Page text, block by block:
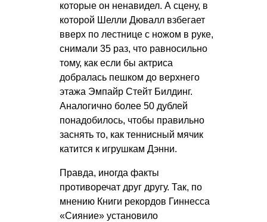
которые он ненавидел. А сцену, в
которой Шелли Дювалл взбегает
вверх по лестнице с ножом в руке,
снимали 35 раз, что равносильно
тому, как если бы актриса
добралась пешком до верхнего
этажа Эмпайр Стейт Билдинг.
Аналогично более 50 дублей
понадобилось, чтобы правильно
заснять то, как теннисный мячик
катится к игрушкам Дэнни.
Правда, иногда факты
противоречат друг другу. Так, по
мнению Книги рекордов Гиннесса
«Сияние» установило